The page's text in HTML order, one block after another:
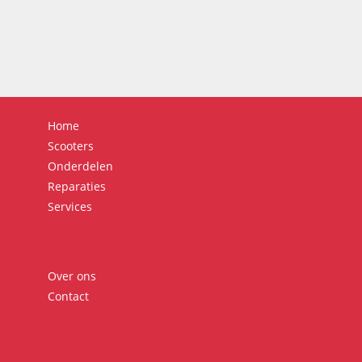
Home
Scooters
Onderdelen
Reparaties
Services
Over ons
Contact